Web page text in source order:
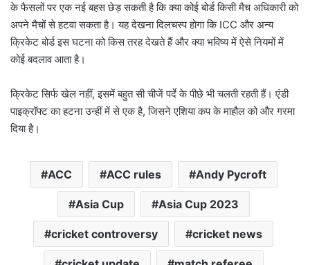
के फैसलों पर एक नई बहस छेड़ सकती है कि क्या कोई बोर्ड किसी मैच अधिकारी को
अपने मैचों से हटवा सकता है। यह देखना दिलचस्प होगा कि ICC और अन्य
क्रिकेट बोर्ड इस घटना को किस तरह देखते हैं और क्या भविष्य में ऐसे नियमों में
कोई बदलाव आता है।
क्रिकेट सिर्फ खेल नहीं, इसमें बहुत सी चीजें पर्दे के पीछे भी चलती रहती हैं। एंडी
पाइक्रॉफ्ट का हटना उन्हीं में से एक है, जिसने एशिया कप के माहौल को और गरमा
दिया है।
ACC ACC rules Andy Pycroft
Asia Cup Asia Cup 2023
cricket controversy cricket news